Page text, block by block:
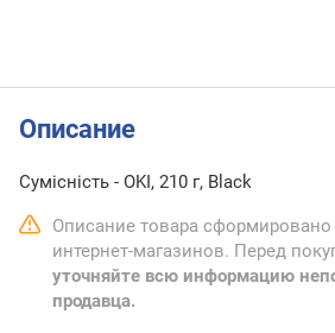
Описание
Сумісність - OKI, 210 г, Black
Описание товара
интернет-магазинов. Перед
уточняйте всю информацию
продавца.